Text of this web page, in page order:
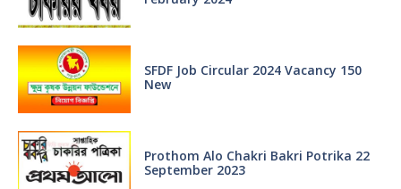
SFDF Job Circular 2024 Vacancy 150
New
Prothom Alo Chakri Bakri Potrika 22
September 2023